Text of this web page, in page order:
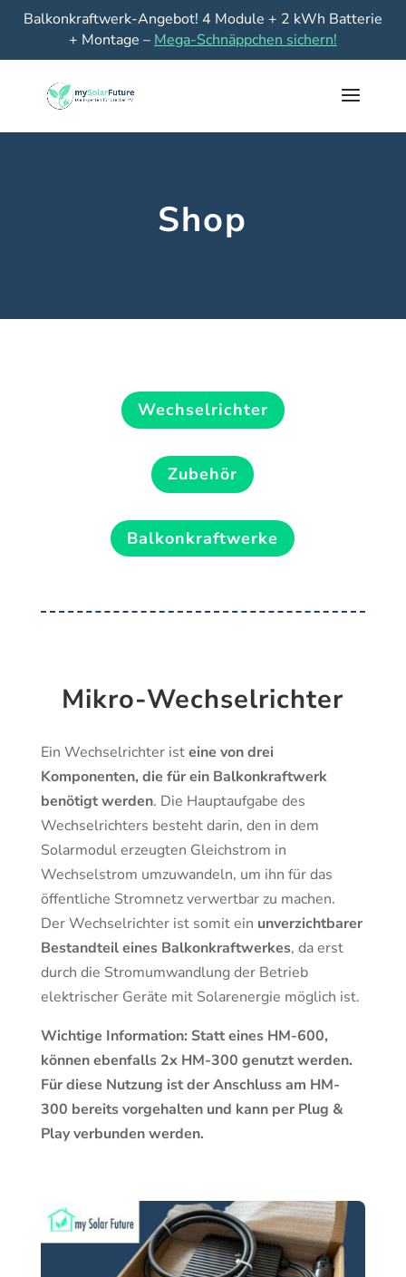
Balkonkraftwerk-Angebot! 4 Module + 2 kWh Batterie
+ Montage – Mega-Schnäppchen sichern!
Shop
Wechselrichter
Zubehör
Balkonkraftwerke
Mikro-Wechselrichter
Ein Wechselrichter isteine von drei
Komponenten, die für ein Balkonkraftwerk
benötigt werden. Die Hauptaufgabe des
Wechselrichters besteht darin, den in dem
Solarmodul erzeugten Gleichstrom in
Wechselstrom umzuwandeln, um ihn für das
öffentliche Stromnetz verwertbar zu machen.
Der Wechselrichter ist somit ein unverzichtbarer
Bestandteil eines Balkonkraftwerkes, da erst
durch die Stromumwandlung der Betrieb
elektrischer Geräte mit Solarenergie möglich ist.
Wichtige Information: Statt eines HM-600,
können ebenfalls 2x HM-300 genutzt werden.
Für diese Nutzung ist der Anschluss am HM-
300 bereits vorgehalten und kann per Plug &
Play verbunden werden.